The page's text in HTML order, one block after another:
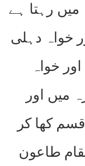
رہتا ہے
خواہ دہلی
خواہ
میں اور
کھا کر
طاعون